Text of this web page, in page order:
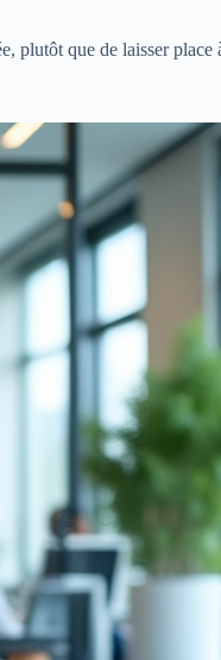
plutôt que de laisser place